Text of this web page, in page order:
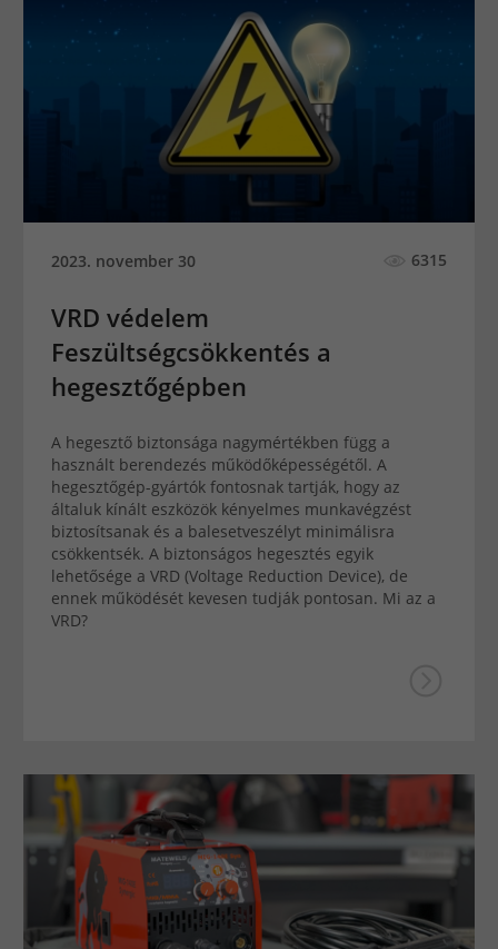
2023. november 30 6315
VRD védelem
Feszültségcsökkentés a
hegesztőgépben
A hegesztő biztonsága nagymértékben függ a
használt berendezés működőképességétől. A
hegesztőgép-gyártók fontosnak tartják, hogy az
általuk kínált eszközök kényelmes munkavégzést
biztosítsanak és a balesetveszélyt minimálisra
csökkentsék. A biztonságos hegesztés egyik
lehetősége a VRD (Voltage Reduction Device), de
ennek működését kevesen tudják pontosan. Mi az a
VRD?